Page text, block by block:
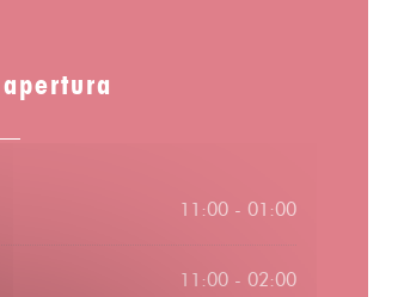
11:00 - 01:00
11:00 - 02:00